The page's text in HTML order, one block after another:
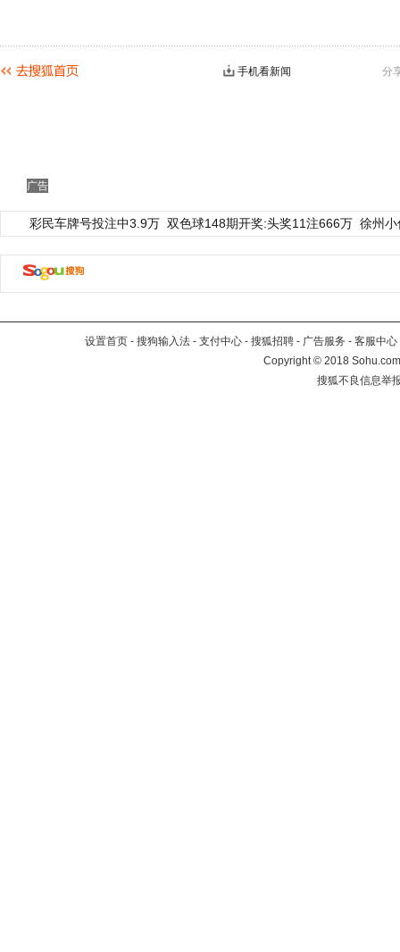
分
手机看新闻
广告
彩民车牌号投注中3.9万 双色球148期开奖:头奖11注666万 徐州
设置首页 - 搜狗输入法 - 支付中心 - 搜狐招聘 - 广告服务 - 客服中心
Copyright©2018
搜狐不良信息举